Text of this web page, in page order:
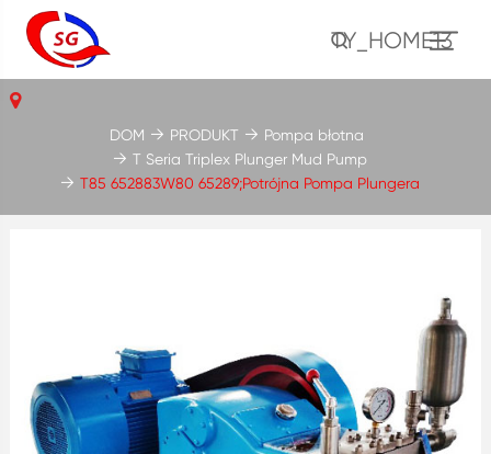
TY_HOME13
DOM PRODUKT
Pompa błotna
T Seria Triplex Plunger Mud Pump
T85 652883W80 65289;Potrójna Pompa Plungera